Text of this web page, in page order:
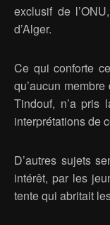
exclusif de
d’Alger.
Ce qui conforte
qu’aucun
Tindouf, n’a pris
interprétations de
D’autres sujets
intérêt, par les
tente qui abritait